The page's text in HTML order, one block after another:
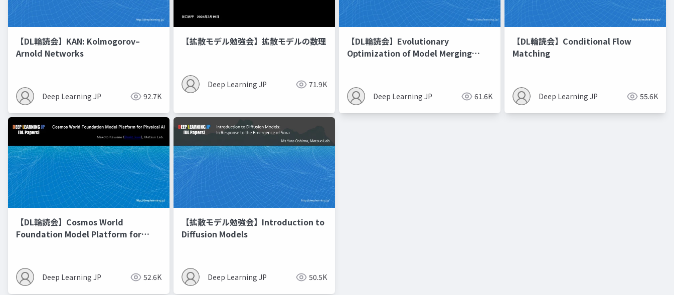
【DL輪読会】KAN: Kolmogorov–
Arnold Networks
Deep Learning JP 92.7K
【拡散モデル勉強会】拡散モデルの数理
Deep Learning JP 71.9K
【DL輪読会】Evolutionary
Optimization of Model Merging
Deep Learning JP 61.6K
【DL輪読会】Conditional Flow
Matching
Deep Learning JP 55.6K
【DL輪読会】Cosmos World
Foundation Model Platform for
Deep Learning JP 52.6K
【拡散モデル勉強会】Introduction to
Diffusion Models
Deep Learning JP 50.5K